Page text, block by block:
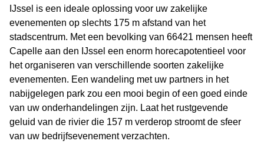
IJssel is een ideale oplossing voor uw zakelijke
evenementen op slechts 175 m afstand van het
stadscentrum. Met een bevolking van 66421 mensen heeft
Capelle aan den IJssel een enorm horecapotentieel voor
het organiseren van verschillende soorten zakelijke
evenementen. Een wandeling met uw partners in het
nabijgelegen park zou een mooi begin of een goed einde
van uw onderhandelingen zijn. Laat het rustgevende
geluid van de rivier die 157 m verderop stroomt de sfeer
van uw bedrijfsevenement verzachten.